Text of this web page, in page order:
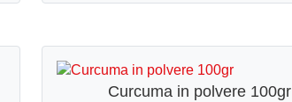
Curcuma in polvere 100gr